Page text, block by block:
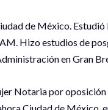
de México. Estudió
Hizo estudios de
en Gran
Notaria por oposición